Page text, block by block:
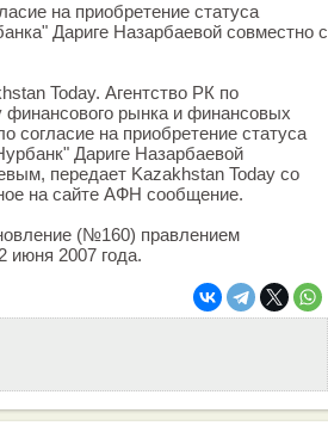
на приобретение статуса
Дариге Назарбаевой совместно с
Today. Агентство РК по
финансового рынка и финансовых
согласие на приобретение статуса
Дариге Назарбаевой
передает Kazakhstan Today со
на сайте АФН сообщение.
(№160) правлением
июня 2007 года.